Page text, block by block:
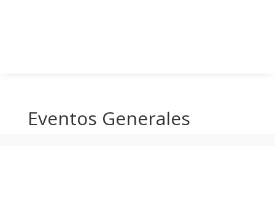
Eventos Generales